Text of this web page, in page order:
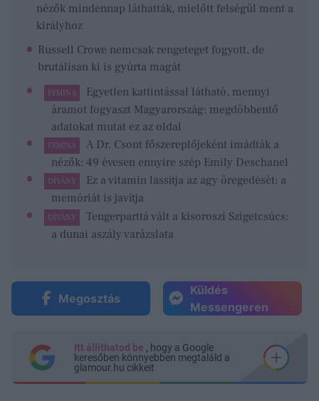
nézők mindennap láthatták, mielőtt felségül ment a
királyhoz
Russell Crowe nemcsak rengeteget fogyott, de
brutálisan ki is gyúrta magát
FEMINA
Egyetlen kattintással látható, mennyi
áramot fogyaszt Magyarország: megdöbbentő
adatokat mutat ez az oldal
FEMINA
A Dr. Csont főszereplőjeként imádták a
nézők: 49 évesen ennyire szép Emily Deschanel
DÍVÁNY
Ez a vitamin lassítja az agy öregedését: a
memóriát is javítja
DÍVÁNY
Tengerparttá vált a kisoroszi Szigetcsúcs:
a dunai aszály varázslata
Megosztás
Küldés
Messengeren
Itt állíthatod be , hogy a Google
keresőben könnyebben megtaláld a
glamour.hu cikkeit